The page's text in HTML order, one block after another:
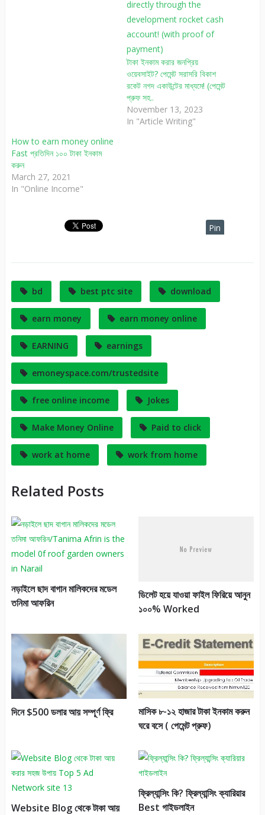
টাকা ইনকাম করার জনপ্রিয়
ওয়েবসাইট? পেমেন্ট সরাসরি বিকাশ
রকেট নগদ একাউন্টের মাধ্যমে! (পেমেন্ট
প্রুফ সহ..
November 13, 2023
In "Article Writing"
How to earn money online
Fast প্রতিদিন ১০০ টাকা ইনকাম
করুন
March 27, 2021
In "Online Income"
Pin
bd best ptc site download
earn money earn money online
EARNING earnings
emoneyspace.com/trustedsite
free online income Jokes
Make Money Online Paid to click
work at home work from home
Related Posts
নড়াইলে ছাদ বাগান মালিকদের মডেল
তনিমা আফরিন
ডিলেট হয়ে যাওয়া ফাইল ফিরিয়ে আনুন
১০০% Worked
দিনে $500 ডলার আয় সম্পূর্ণ ফ্রি
মাসিক ৮-১২ হাজার টাকা ইনকাম করুন
ঘরে বসে ( পেমেন্ট প্রুফ)
Website Blog থেকে টাকা আয়
ফ্রিল্যান্সিং কি? ফ্রিল্যান্সিং ক্যারিয়ার
Best গাইডলাইন